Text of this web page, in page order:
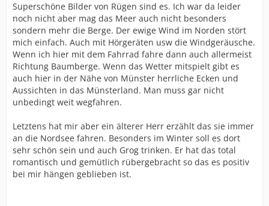
Superschöne Bilder von Rügen sind es. Ich war da leider
noch nicht aber mag das Meer auch nicht besonders
sondern mehr die Berge. Der ewige Wind im Norden stört
mich einfach. Auch mit Hörgeräten usw die Windgeräusche.
Wenn ich hier mit dem Fahrrad fahre dann auch allermeist
Richtung Baumberge. Wenn das Wetter mitspielt gibt es
auch hier in der Nähe von Münster herrliche Ecken und
Aussichten in das Münsterland. Man muss gar nicht
unbedingt weit wegfahren.
Letztens hat mir aber ein älterer Herr erzählt das sie immer
an die Nordsee fahren. Besonders im Winter soll es dort
sehr schön sein und auch Grog trinken. Er hat das total
romantisch und gemütlich rübergebracht so das es positiv
bei mir hängen geblieben ist.